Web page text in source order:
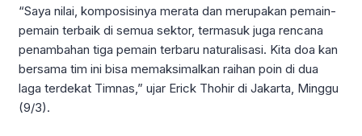
“Saya nilai, komposisinya merata dan merupakan pemain-
pemain terbaik di semua sektor, termasuk juga rencana
penambahan tiga pemain terbaru naturalisasi. Kita doa kan
bersama tim ini bisa memaksimalkan raihan poin di dua
laga terdekat Timnas,” ujar Erick Thohir di Jakarta, Minggu
(9/3).